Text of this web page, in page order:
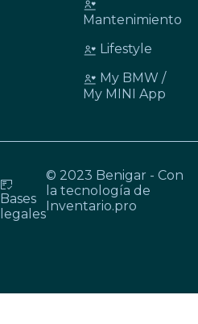
Mantenimiento
Lifestyle
My BMW /
My MINI App
Bases
legales
© 2023 Benigar - Con
la tecnología de
Inventario.pro